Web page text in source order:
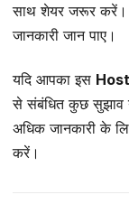
साथ शेयर जरूर करें।
जानकारी जान पाए।
यदि आपका इस
से संबंधित कुछ सुझाव
अधिक जानकारी के
करें।